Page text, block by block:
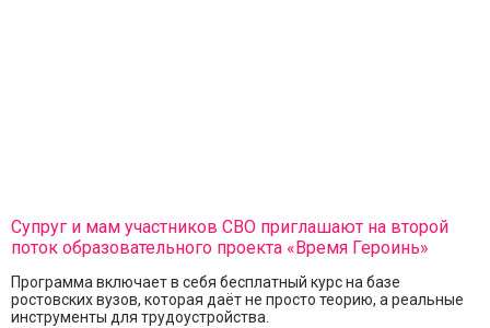
Супруг и мам участников СВО приглашают на второй
поток образовательного проекта «Время Героинь»
Программа включает в себя бесплатный курс на базе
ростовских вузов, которая даёт не просто теорию, а реальные
инструменты для трудоустройства.